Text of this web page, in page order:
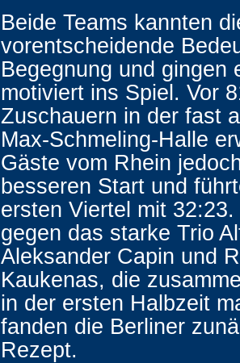
Beide Teams kannten
vorentscheidende
Begegnung und gingen
motiviert ins Spiel. Vor
Zuschauern in der fast
Max-Schmeling-Halle
Gäste vom Rhein
besseren Start und
ersten Viertel mit
gegen das starke Trio
Aleksander Capin und
Kaukenas, die
in der ersten Halbzeit
fanden die Berliner
Rezept.